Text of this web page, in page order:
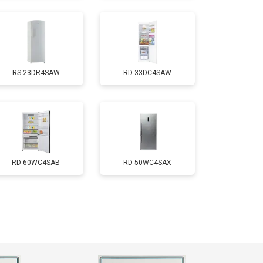
2550 ₽ Заказать
1700 ₽ Заказать
4750 ₽
3650 ₽
RS-23DR4SAW RD-33DC4SAW
RD-60WC4SAB RD-50WC4SAX